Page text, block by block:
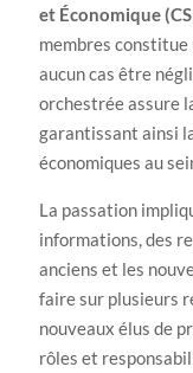
et Économique
membres
aucun cas être
orchestrée assure
garantissant ainsi
économiques au
La passation
informations, des
anciens et les
faire sur plusieurs
nouveaux élus de
rôles et